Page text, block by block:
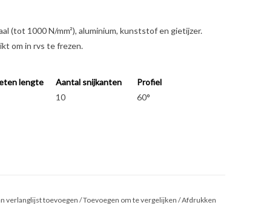
(tot 1000 N/mm²), aluminium, kunststof en gietijzer.
om in rvs te frezen.
lengte Aantal snijkanten
Profiel
10 60°
verlanglijst toevoegen /Toevoegen om te vergelijken /Afdrukken